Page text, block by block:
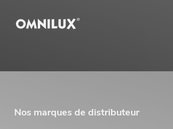
Nos marques de distributeur